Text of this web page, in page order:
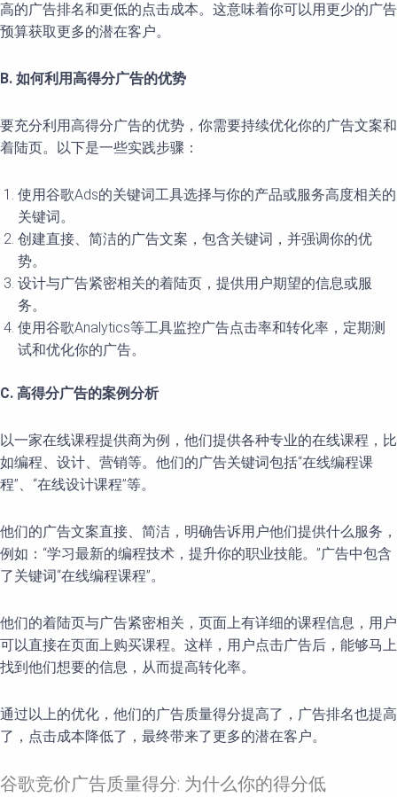
高的广告排名和更低的点击成本。这意味着你可以用更少的广告
预算获取更多的潜在客户。
B. 如何利用高得分广告的优势
要充分利用高得分广告的优势，你需要持续优化你的广告文案和
着陆页。以下是一些实践步骤：
使用谷歌Ads的关键词工具选择与你的产品或服务高度相关的
关键词。
创建直接、简洁的广告文案，包含关键词，并强调你的优
势。
设计与广告紧密相关的着陆页，提供用户期望的信息或服
务。
使用谷歌Analytics等工具监控广告点击率和转化率，定期测
试和优化你的广告。
C. 高得分广告的案例分析
以一家在线课程提供商为例，他们提供各种专业的在线课程，比
如编程、设计、营销等。他们的广告关键词包括“在线编程课
程”、“在线设计课程”等。
他们的广告文案直接、简洁，明确告诉用户他们提供什么服务，
例如：“学习最新的编程技术，提升你的职业技能。”广告中包含
了关键词“在线编程课程”。
他们的着陆页与广告紧密相关，页面上有详细的课程信息，用户
可以直接在页面上购买课程。这样，用户点击广告后，能够马上
找到他们想要的信息，从而提高转化率。
通过以上的优化，他们的广告质量得分提高了，广告排名也提高
了，点击成本降低了，最终带来了更多的潜在客户。
谷歌竞价广告质量得分: 为什么你的得分低